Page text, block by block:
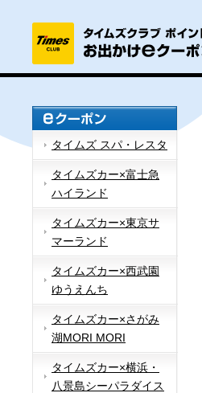
タイムズ スパ・レスタ
タイムズカー×富士急
ハイランド
タイムズカー×東京サ
マーランド
タイムズカー×西武園
ゆうえんち
タイムズカー×さがみ
湖MORI MORI
タイムズカー×横浜・
八景島シーパラダイス